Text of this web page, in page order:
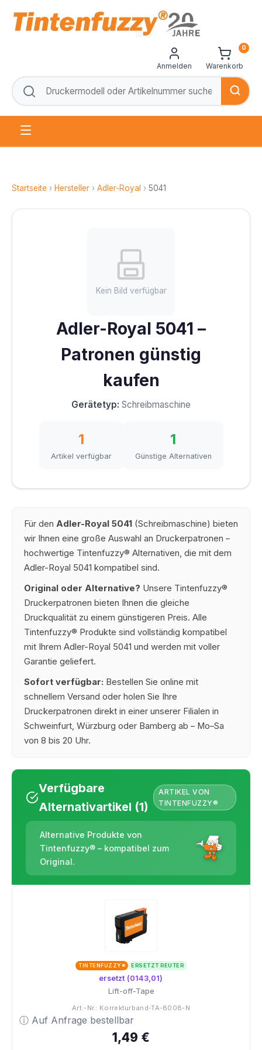
Anmelden Warenkorb
0
Startseite › Hersteller › Adler-Royal › 5041
Kein Bild verfügbar
Adler-Royal 5041 –
Patronen günstig
kaufen
Gerätetyp: Schreibmaschine
1
Artikel verfügbar
1
Günstige Alternativen
Für den Adler-Royal 5041 (Schreibmaschine) bieten
wir Ihnen eine große Auswahl an Druckerpatronen –
hochwertige Tintenfuzzy® Alternativen, die mit dem
Adler-Royal 5041 kompatibel sind.
Original oder Alternative? Unsere Tintenfuzzy®
Druckerpatronen bieten Ihnen die gleiche
Druckqualität zu einem günstigeren Preis. Alle
Tintenfuzzy® Produkte sind vollständig kompatibel
mit Ihrem Adler-Royal 5041 und werden mit voller
Garantie geliefert.
Sofort verfügbar: Bestellen Sie online mit
schnellem Versand oder holen Sie Ihre
Druckerpatronen direkt in einer unserer Filialen in
Schweinfurt, Würzburg oder Bamberg ab – Mo–Sa
von 8 bis 20 Uhr.
Verfügbare
Alternativartikel (1)
ARTIKEL VON
TINTENFUZZY®
Alternative Produkte von
Tintenfuzzy® – kompatibel zum
Original.
TINTENFUZZY® ERSETZT REUTER
ersetzt (0143,01)
Lift-off-Tape
Art.-Nr.: Korrekturband-TA-8008-N
ⓘ Auf Anfrage bestellbar
1,49 €